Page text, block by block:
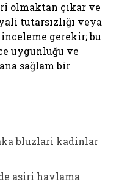
olmaktan çıkar ve
tutarsızlığı veya
gerekir; bu
uygunluğu ve
sağlam bir
bluzlari kadinlar
asiri havlama